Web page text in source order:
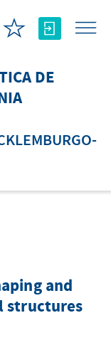
DE
and
structures